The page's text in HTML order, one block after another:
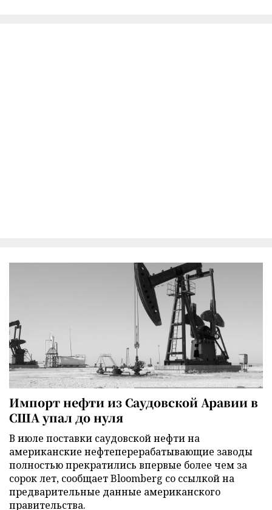
Импорт нефти из Саудовской Аравии в
США упал до нуля
В июле поставки саудовской нефти на
американские нефтеперерабатывающие заводы
полностью прекратились впервые более чем за
сорок лет, сообщает Bloomberg со ссылкой на
предварительные данные американского
правительства.